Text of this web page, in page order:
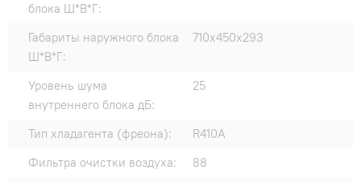
блока Ш*В*Г:
Габариты наружного блока
Ш*В*Г:
710x450x293
Уровень шума
внутреннего блока дБ:
25
Тип хладагента (фреона):
R410A
Фильтра очистки воздуха:
88